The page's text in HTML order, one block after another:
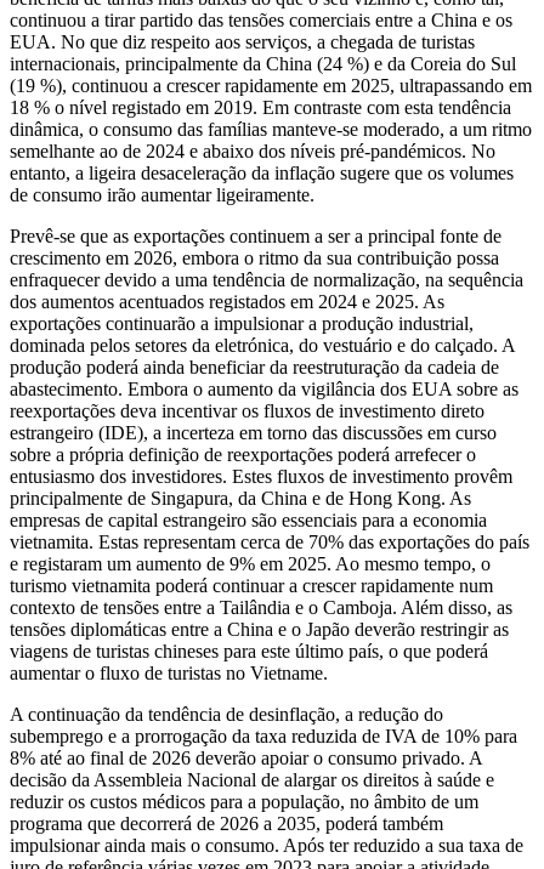
continuou a tirar partido das tensões comerciais entre a China e os
EUA. No que diz respeito aos serviços, a chegada de turistas
internacionais, principalmente da China (24 %) e da Coreia do Sul
(19 %), continuou a crescer rapidamente em 2025, ultrapassando em
18 % o nível registado em 2019. Em contraste com esta tendência
dinâmica, o consumo das famílias manteve-se moderado, a um ritmo
semelhante ao de 2024 e abaixo dos níveis pré-pandémicos. No
entanto, a ligeira desaceleração da inflação sugere que os volumes
de consumo irão aumentar ligeiramente.
Prevê-se que as exportações continuem a ser a principal fonte de
crescimento em 2026, embora o ritmo da sua contribuição possa
enfraquecer devido a uma tendência de normalização, na sequência
dos aumentos acentuados registados em 2024 e 2025. As
exportações continuarão a impulsionar a produção industrial,
dominada pelos setores da eletrónica, do vestuário e do calçado. A
produção poderá ainda beneficiar da reestruturação da cadeia de
abastecimento. Embora o aumento da vigilância dos EUA sobre as
reexportações deva incentivar os fluxos de investimento direto
estrangeiro (IDE), a incerteza em torno das discussões em curso
sobre a própria definição de reexportações poderá arrefecer o
entusiasmo dos investidores. Estes fluxos de investimento provêm
principalmente de Singapura, da China e de Hong Kong. As
empresas de capital estrangeiro são essenciais para a economia
vietnamita. Estas representam cerca de 70% das exportações do país
e registaram um aumento de 9% em 2025. Ao mesmo tempo, o
turismo vietnamita poderá continuar a crescer rapidamente num
contexto de tensões entre a Tailândia e o Camboja. Além disso, as
tensões diplomáticas entre a China e o Japão deverão restringir as
viagens de turistas chineses para este último país, o que poderá
aumentar o fluxo de turistas no Vietname.
A continuação da tendência de desinflação, a redução do
subemprego e a prorrogação da taxa reduzida de IVA de 10% para
8% até ao final de 2026 deverão apoiar o consumo privado. A
decisão da Assembleia Nacional de alargar os direitos à saúde e
reduzir os custos médicos para a população, no âmbito de um
programa que decorrerá de 2026 a 2035, poderá também
impulsionar ainda mais o consumo. Após ter reduzido a sua taxa de